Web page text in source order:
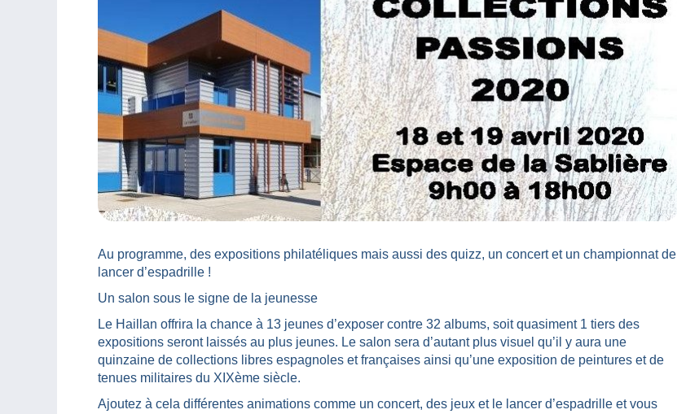
Au programme, des expositions philatéliques mais aussi des quizz, un concert et un championnat de
lancer d’espadrille !
Un salon sous le signe de la jeunesse
Le Haillan offrira la chance à 13 jeunes d’exposer contre 32 albums, soit quasiment 1 tiers des
expositions seront laissés au plus jeunes. Le salon sera d’autant plus visuel qu’il y aura une
quinzaine de collections libres espagnoles et françaises ainsi qu’une exposition de peintures et de
tenues militaires du XIXème siècle.
Ajoutez à cela différentes animations comme un concert, des jeux et le lancer d’espadrille et vous